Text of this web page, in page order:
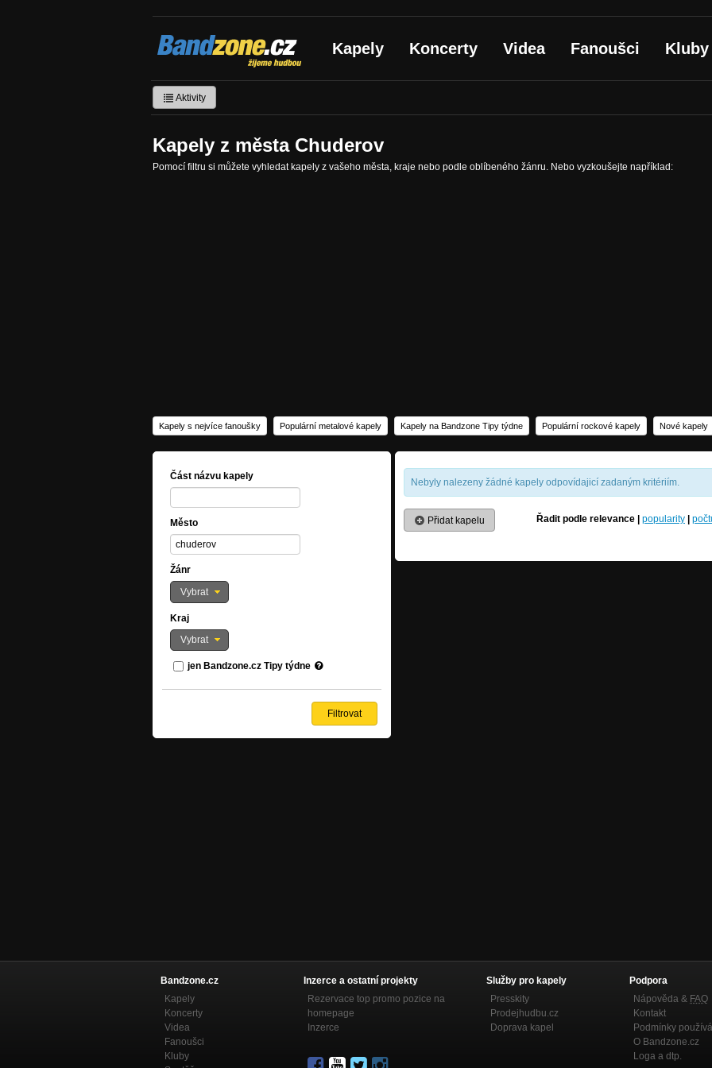
Bandzone.cz
žijeme hudbou Kapely Koncerty Videa Fanoušci Kluby
Aktivity
Kapely z města Chuderov
Pomocí filtru si můžete vyhledat kapely z vašeho města, kraje nebo podle oblíbeného žánru. Nebo vyzkoušejte například:
Kapely s nejvíce fanoušky Populární metalové kapely Kapely na Bandzone Tipy týdne Populární rockové kapely Nové kapely
Část názvu kapely
Město
Žánr
Vybrat
Kraj
Vybrat
jen Bandzone.cz Tipy týdne
Nebyly nalezeny žádné kapely odpovídajicí zadaným kritériím.
Přidat kapelu Řadit podle relevance popularity
Bandzone.cz
Kapely
Koncerty
Videa
Fanoušci
Kluby
Inzerce a ostatní projekty
Rezervace top promo pozice na
homepage
Inzerce
Služby pro kapely
Presskity
Prodejhudbu.cz
Doprava kapel
Podpora
Nápověda & FAQ
Kontakt
Podmínky
O Bandzone.cz
Loga a dtp.